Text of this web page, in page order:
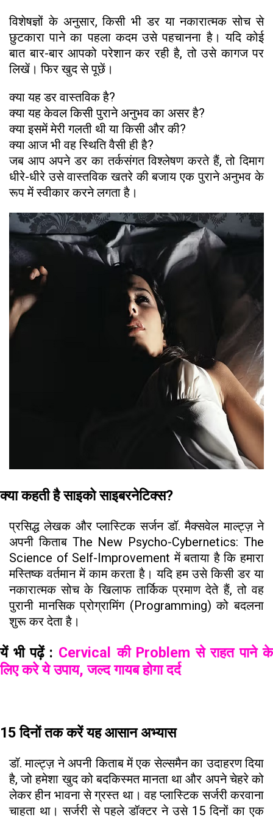
विशेषज्ञों के अनुसार, किसी भी डर या नकारात्मक सोच से
छुटकारा पाने का पहला कदम उसे पहचानना है। यदि कोई
बात बार-बार आपको परेशान कर रही है, तो उसे कागज पर
लिखें। फिर खुद से पूछें।
क्या यह डर वास्तविक है?
क्या यह केवल किसी पुराने अनुभव का असर है?
क्या इसमें मेरी गलती थी या किसी और की?
क्या आज भी वह स्थिति वैसी ही है?
जब आप अपने डर का तर्कसंगत विश्लेषण करते हैं, तो दिमाग
धीरे-धीरे उसे वास्तविक खतरे की बजाय एक पुराने अनुभव के
रूप में स्वीकार करने लगता है।
क्या कहती है साइको साइबरनेटिक्स?
प्रसिद्ध लेखक और प्लास्टिक सर्जन डॉ. मैक्सवेल माल्ट्ज़ ने
अपनी किताब The New Psycho-Cybernetics: The
Science of Self-Improvement में बताया है कि हमारा
मस्तिष्क वर्तमान में काम करता है। यदि हम उसे किसी डर या
नकारात्मक सोच के खिलाफ तार्किक प्रमाण देते हैं, तो वह
पुरानी मानसिक प्रोग्रामिंग (Programming) को बदलना
शुरू कर देता है।
यें भी पढ़ें : Cervical की Problem से राहत पाने के
लिए करे ये उपाय, जल्द गायब होगा दर्द
15 दिनों तक करें यह आसान अभ्यास
डॉ. माल्ट्ज़ ने अपनी किताब में एक सेल्समैन का उदाहरण दिया
है, जो हमेशा खुद को बदकिस्मत मानता था और अपने चेहरे को
लेकर हीन भावना से ग्रस्त था। वह प्लास्टिक सर्जरी करवाना
चाहता था। सर्जरी से पहले डॉक्टर ने उसे 15 दिनों का एक